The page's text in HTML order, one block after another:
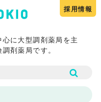
採用情報
に大型調剤薬局を主
剤薬局です。